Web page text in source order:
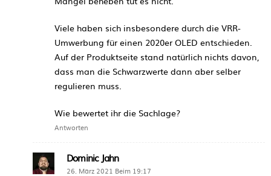
Viele haben sich insbesondere durch die VRR-
Umwerbung für einen 2020er OLED entschieden.
Auf der Produktseite stand natürlich nichts davon,
dass man die Schwarzwerte dann aber selber
regulieren muss.
Wie bewertet ihr die Sachlage?
Antworten
Dominic Jahn
26. März 2021 Beim 19:17